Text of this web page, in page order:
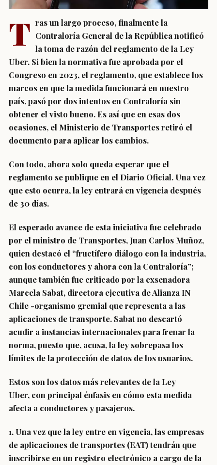
T ras un largo proceso, finalmente la
Contraloría General de la República notificó
la toma de razón del reglamento de la Ley
Uber. Si bien la normativa fue aprobada por el
Congreso en 2023, el reglamento, que establece los
marcos en que la medida funcionará en nuestro
país, pasó por dos intentos en Contraloría sin
obtener el visto bueno. Es así que en esas dos
ocasiones, el Ministerio de Transportes retiró el
documento para aplicar los cambios.
Con todo, ahora solo queda esperar que el
reglamento se publique en el Diario Oficial. Una vez
que esto ocurra, la ley entrará en vigencia después
de 30 días.
El esperado avance de esta iniciativa fue celebrado
por el ministro de Transportes, Juan Carlos Muñoz,
quien destacó el “fructífero diálogo con la industria,
con los conductores y ahora con la Contraloría”;
aunque también fue criticado por la exsenadora
Marcela Sabat, directora ejecutiva de Alianza IN
Chile -organismo gremial que representa a las
aplicaciones de transporte. Sabat no descartó
acudir a instancias internacionales para frenar la
norma, puesto que, acusa, la ley sobrepasa los
límites de la protección de datos de los usuarios.
Estos son los datos más relevantes de la Ley
Uber, con principal énfasis en cómo esta medida
afecta a conductores y pasajeros.
1. Una vez que la ley entre en vigencia,las empresas
de aplicaciones de transportes (EAT) tendrán que
inscribirse en un registro electrónico a cargo de la